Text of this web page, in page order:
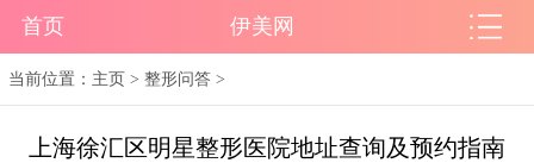
首页 伊美网
当前位置： 主页 >整形问答 >
上海徐汇区明星整形医院地址查询及预约指南